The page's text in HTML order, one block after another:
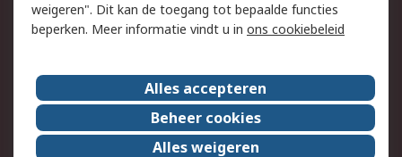
Algemene
verkoopvoorwaarden
Over RS
RS Group
Over ons
RS wereldwijd
Werken bij RS
weigeren". Dit kan de toegang tot bepaalde functies
beperken. Meer informatie vindt u in ons cookiebeleid
Alles accepteren
Beheer cookies
Alles weigeren